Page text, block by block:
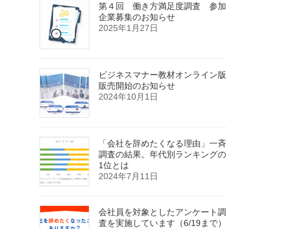
第４回 働き方満足度調査 参加
企業募集のお知らせ
2025年1月27日
ビジネスマナー教材オンライン版
販売開始のお知らせ
2024年10月1日
「会社を辞めたくなる理由」一斉
調査の結果。年代別ランキングの
1位とは
2024年7月11日
会社員を対象としたアンケート調
査を実施しています（6/19まで）